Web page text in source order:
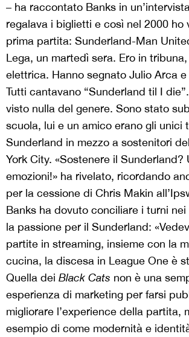
– ha raccontato Banks in
regalava i biglietti e così nel 2000 ho
prima partita: Sunderland-Man
Lega, un martedì sera. Ero in
elettrica. Hanno segnato Julio Arca
Tutti cantavano “Sunderland til I
visto nulla del genere. Sono stato
scuola, lui e un amico erano gli unici
Sunderland in mezzo a sostenitori
York City. «Sostenere il Sunderland?
emozioni!» ha rivelato, ricordando
per la cessione di Chris Makin
Banks ha dovuto conciliare i turni
la passione per il Sunderland:
partite in streaming, insieme con la
cucina, la discesa in League One è
Quella dei Black Cats non è una
esperienza di marketing per farsi
migliorare l’experience della partita,
esempio di come modernità e